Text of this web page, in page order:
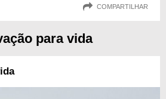
COMPARTILHAR
para vida